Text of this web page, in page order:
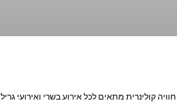
התקשרו לשף: 053-3524620 חוויה קולינרית מתאים לכל אירוע בשרי ואירועי גריל